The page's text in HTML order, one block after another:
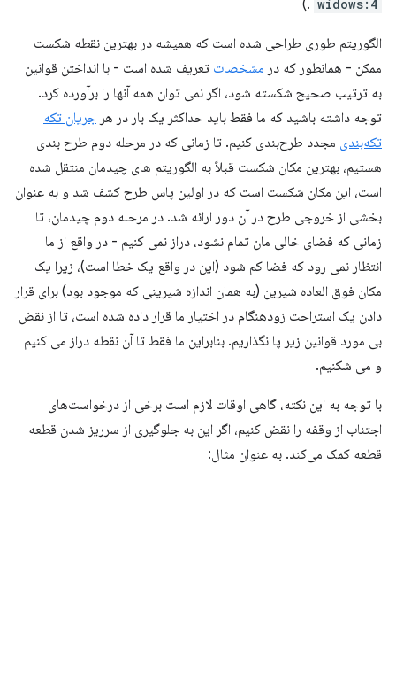
widows:4
.)
الگوریتم طوری طراحی شده است که همیشه در بهترین نقطه شکست
ممکن - همانطور که در مشخصات تعریف شده است - با انداختن قوانین
به ترتیب صحیح شکسته شود، اگر نمی توان همه آنها را برآورده کرد.
توجه داشته باشید که ما فقط باید حداکثر یک بار در هر جریان تکه
تکه‌بندی مجدد طرح‌بندی کنیم. تا زمانی که در مرحله دوم طرح بندی
هستیم، بهترین مکان شکست قبلاً به الگوریتم های چیدمان منتقل شده
است، این مکان شکست است که در اولین پاس طرح کشف شد و به عنوان
بخشی از خروجی طرح در آن دور ارائه شد. در مرحله دوم چیدمان، تا
زمانی که فضای خالی مان تمام نشود، دراز نمی کنیم - در واقع از ما
انتظار نمی رود که فضا کم شود (این در واقع یک خطا است)، زیرا یک
مکان فوق العاده شیرین (به همان اندازه شیرینی که موجود بود) برای قرار
دادن یک استراحت زودهنگام در اختیار ما قرار داده شده است، تا از نقض
بی مورد قوانین زیر پا نگذاریم. بنابراین ما فقط تا آن نقطه دراز می کنیم
و می شکنیم.
با توجه به این نکته، گاهی اوقات لازم است برخی از درخواست‌های
اجتناب از وقفه را نقض کنیم، اگر این به جلوگیری از سرریز شدن قطعه
قطعه کمک می‌کند. به عنوان مثال: